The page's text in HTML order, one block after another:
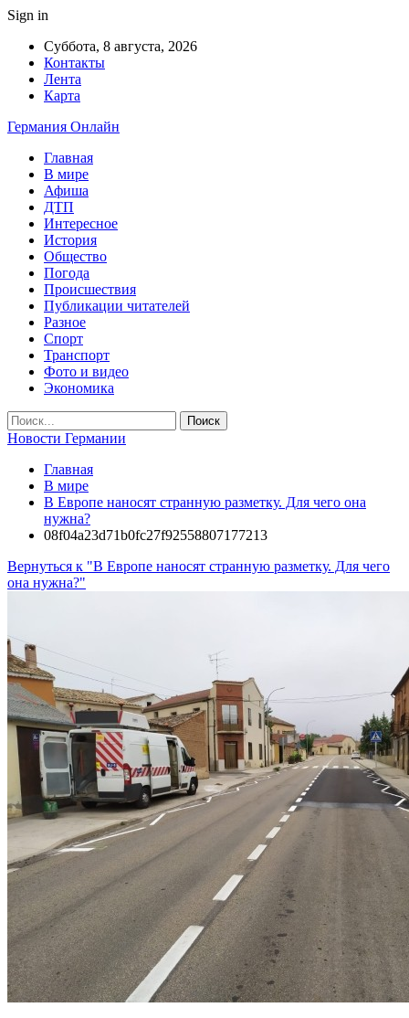
Sign in
Суббота, 8 августа, 2026
Контакты
Лента
Карта
Германия Онлайн
Главная
В мире
Афиша
ДТП
Интересное
История
Общество
Погода
Происшествия
Публикации читателей
Разное
Спорт
Транспорт
Фото и видео
Экономика
Новости Германии
Главная
В мире
В Европе наносят странную разметку. Для чего она
нужна?
08f04a23d71b0fc27f92558807177213
Вернуться к "В Европе наносят странную разметку. Для чего
она нужна?"